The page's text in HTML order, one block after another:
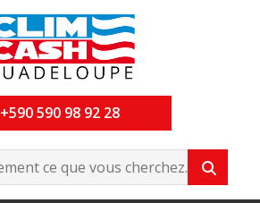
+590 590 98 92 28